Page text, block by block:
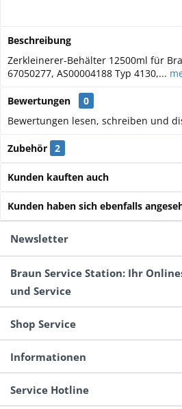
Beschreibung
Zerkleinerer-Behälter 12500ml für
67050277, AS00004188 Typ 4130,...
Bewertungen
0
Bewertungen lesen, schreiben und
Zubehör 2
Kunden kauften auch
Kunden haben sich ebenfalls
Newsletter
Braun Service Station: Ihr
und Service
Shop Service
Informationen
Service Hotline